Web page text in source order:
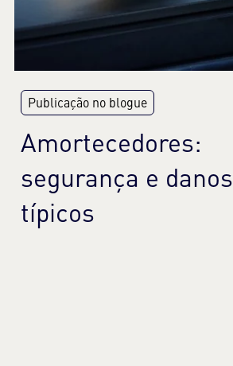
Publicação no blogue
Amortecedores:
segurança e danos
típicos